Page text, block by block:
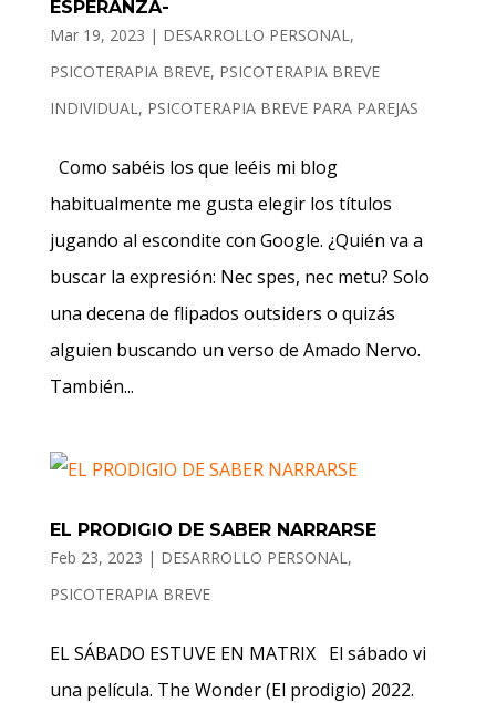
ESPERANZA-
Mar 19, 2023 | DESARROLLO PERSONAL ,
PSICOTERAPIA BREVE, PSICOTERAPIA BREVE
INDIVIDUAL , PSICOTERAPIA BREVE PARA PAREJAS
Como sabéis los que leéis mi blog
habitualmente me gusta elegir los títulos
jugando al escondite con Google. ¿Quién va a
buscar la expresión: Nec spes, nec metu? Solo
una decena de flipados outsiders o quizás
alguien buscando un verso de Amado Nervo.
También...
EL PRODIGIO DE SABER NARRARSE
Feb 23, 2023 | DESARROLLO PERSONAL ,
PSICOTERAPIA BREVE
EL SÁBADO ESTUVE EN MATRIX El sábado vi
una película. The Wonder (El prodigio) 2022.